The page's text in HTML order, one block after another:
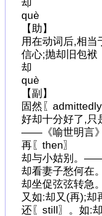
què
【助】
用在动词后,相当
信心;抛却旧包袱
却
què
【副】
固然〖admittedly
好却十分好了,只
——《喻世明言》
再〖then〗
却与小姑别。——
却看妻子愁何在
却坐促弦弦转急
又如:却又(再);却
还〖still〗。如: